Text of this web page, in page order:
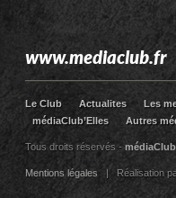
www.mediaclub.fr
Le Club Actualites Les
médiaClub’Elles
Autres
Tous droits réservés -médiaClub
Mentions légales| Réalisation